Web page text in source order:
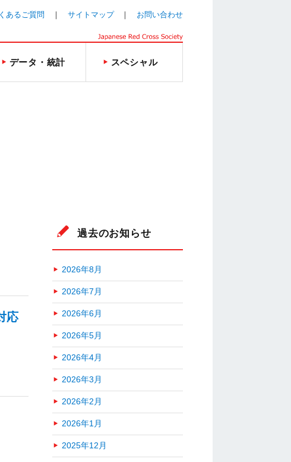
あるご質問 サイトマップ お問い合わせ
データ・統計 スペシャル
応
過去のお知らせ
2026年8月
2026年7月
2026年6月
2026年5月
2026年4月
2026年3月
2026年2月
2026年1月
2025年12月